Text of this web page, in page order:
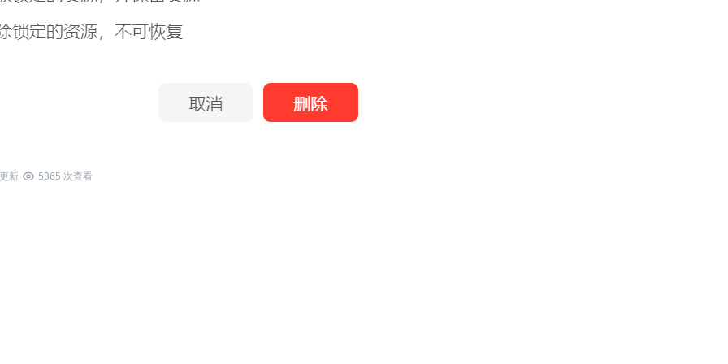
新 5365 次查看